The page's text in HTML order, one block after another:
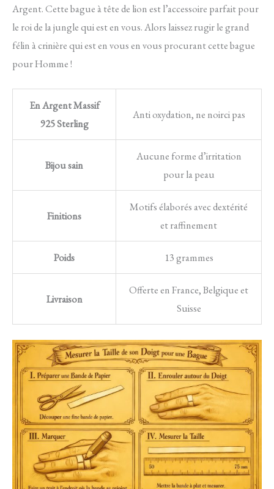
Argent. Cette bague à tête de lion est l’accessoire parfait pour
le roi de la jungle qui est en vous. Alors laissez rugir le grand
félin à crinière qui est en vous en vous procurant cette bague
pour Homme !
En Argent Massif
925 Sterling
Anti oxydation, ne noirci pas
Bijou sain
Aucune forme d’irritation
pour la peau
Finitions
Motifs élaborés avec dextérité
et raffinement
Poids 13 grammes
Livraison
Offerte en France, Belgique et
Suisse